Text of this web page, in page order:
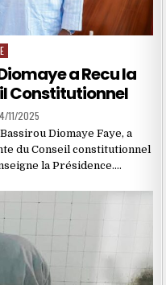
a Recu la
Constitutionnel
11/2025
Diomaye Faye, a
du Conseil constitutionnel
la Présidence….